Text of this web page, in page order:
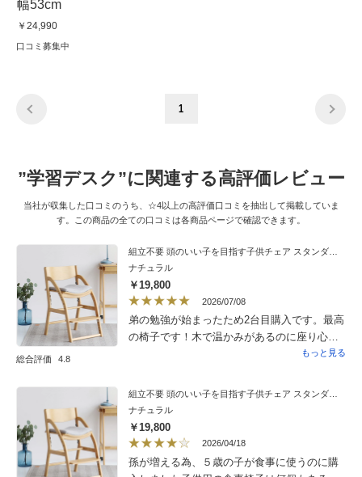
幅53cm
￥24,990
口コミ募集中
1
”学習デスク”に関連する高評価レビュー
当社が収集した口コミのうち、☆4以上の高評価口コミを抽出して掲載していま
す。この商品の全ての口コミは各商品ページで確認できます。
総合評価 4.8
組立不要 頭のいい子を目指す子供チェア スタンダード 幅44.5cm奥行47.5cm〜58cm高さ73.5cm
ナチュラル
￥19,800
2026/07/08
弟の勉強が始まったため2台目購入です。最高
の椅子です！木で温かみがあるのに座り心地
最高。しかも高さが座面、脚置きを変更する
め、死ぬほど忙しい私には神です。お勧めし
かしません。
もっと見る
組立不要 頭のいい子を目指す子供チェア スタンダード 幅44.5cm奥行47.5cm〜58cm高さ73.5cm
ナチュラル
￥19,800
2026/04/18
孫が増える為、５歳の子が食事に使うのに購